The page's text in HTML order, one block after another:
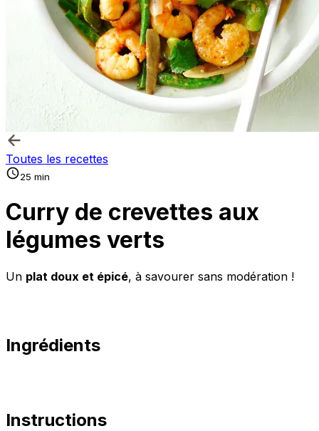
Toutes les recettes
25 min
Curry de crevettes aux
légumes verts
Un plat doux et épicé, à savourer sans modération !
Ingrédients
Instructions